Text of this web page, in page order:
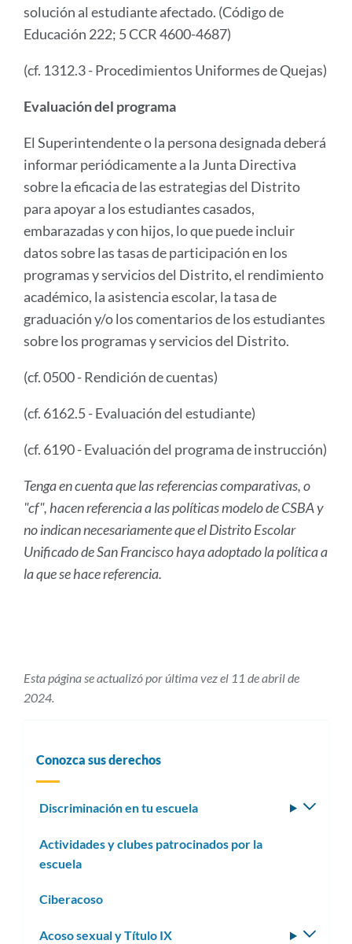
solución al estudiante afectado. (Código de
Educación 222; 5 CCR 4600-4687)
(cf. 1312.3 - Procedimientos Uniformes de Quejas)
Evaluación del programa
El Superintendente o la persona designada deberá
informar periódicamente a la Junta Directiva
sobre la eficacia de las estrategias del Distrito
para apoyar a los estudiantes casados,
embarazadas y con hijos, lo que puede incluir
datos sobre las tasas de participación en los
programas y servicios del Distrito, el rendimiento
académico, la asistencia escolar, la tasa de
graduación y/o los comentarios de los estudiantes
sobre los programas y servicios del Distrito.
(cf. 0500 - Rendición de cuentas)
(cf. 6162.5 - Evaluación del estudiante)
(cf. 6190 - Evaluación del programa de instrucción)
Tenga en cuenta que las referencias comparativas, o
"cf", hacen referencia a las políticas modelo de CSBA y
no indican necesariamente que el Distrito Escolar
Unificado de San Francisco haya adoptado la política a
la que se hace referencia.
Esta página se actualizó por última vez el 11 de abril de
2024.
Conozca sus derechos
Discriminación en tu escuela
Actividades y clubes patrocinados por la
escuela
Ciberacoso
Acoso sexual y Título IX